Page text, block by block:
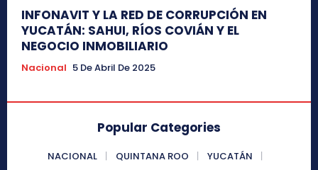
INFONAVIT Y LA RED DE CORRUPCIÓN EN
YUCATÁN: SAHUI, RÍOS COVIÁN Y EL
NEGOCIO INMOBILIARIO
Nacional 5 De Abril De 2025
Popular Categories
NACIONAL QUINTANA ROO
YUCATÁN